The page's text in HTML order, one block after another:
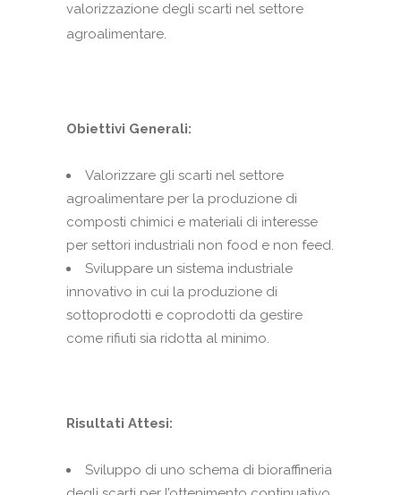
valorizzazione degli scarti nel settore
agroalimentare.
Obiettivi Generali:
Valorizzare gli scarti nel settore
agroalimentare per la produzione di
composti chimici e materiali di interesse
per settori industriali non food e non feed.
Sviluppare un sistema industriale
innovativo in cui la produzione di
sottoprodotti e coprodotti da gestire
come rifiuti sia ridotta al minimo.
Risultati Attesi:
Sviluppo di uno schema di bioraffineria